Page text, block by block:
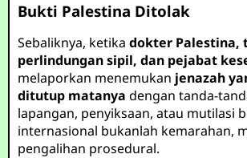
Bukti Palestina Ditolak
Sebaliknya, ketikadokter Palestina,
perlindungan sipil, dan pejabat
melaporkan menemukan jenazah
ditutup matanya dengan tanda-
lapangan, penyiksaan, atau mutilasi
internasional bukanlah kemarahan,
pengalihan prosedural.